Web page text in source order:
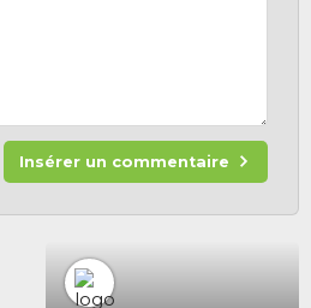
Insérer un commentaire